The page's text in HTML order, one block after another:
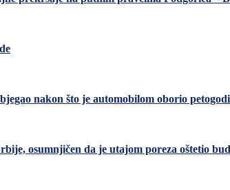
nakon što je automobilom oborio
osumnjičen da je utajom poreza oštetio